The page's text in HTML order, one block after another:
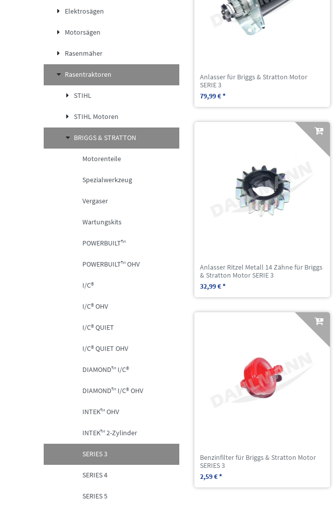
Elektrosägen
Motorsägen
Rasenmäher
Rasentraktoren
STIHL
STIHL Motoren
BRIGGS & STRATTON
Motorenteile
Spezialwerkzeug
Vergaser
Wartungskits
POWERBUILT™
POWERBUILT™ OHV
I/C®
I/C® OHV
I/C® QUIET
I/C® QUIET OHV
DIAMOND™ I/C®
DIAMOND™ I/C® OHV
INTEK™ OHV
INTEK™ 2-Zylinder
SERIES 3
SERIES 4
SERIES 5
Anlasser für Briggs & Stratton Motor
SERIE 3
79,99 € *
Anlasser Ritzel Metall 14 Zähne für Briggs
& Stratton Motor SERIE 3
32,99 € *
Benzinfilter für Briggs & Stratton Motor
SERIES 3
2,59 € *